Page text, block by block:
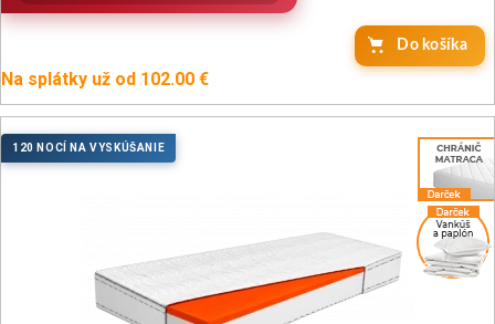
Do košíka
Na splátky už od 102.00 €
120 NOCÍ NA VYSKÚŠANIE